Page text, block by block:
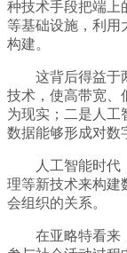
种技术手段把端上
等基础设施，利用
构建。
这背后得益于两
技术，使高带宽、
为现实；二是人工
数据能够形成对数
人工智能时代，
理等新技术来构建
会组织的关系。
在亚略特看来，